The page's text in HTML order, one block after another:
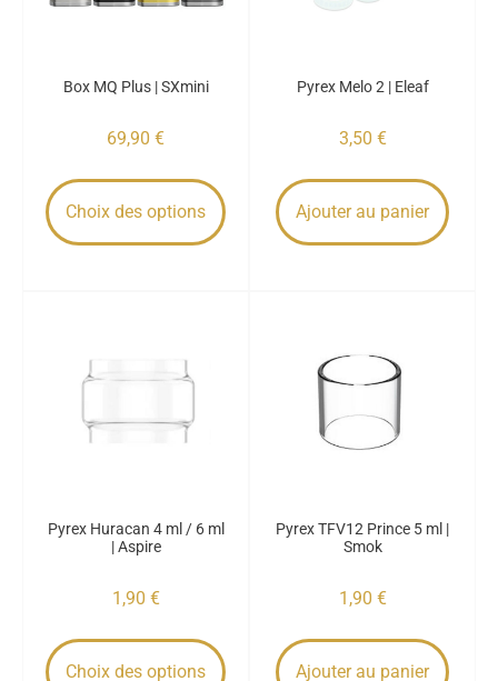
Box MQ Plus | SXmini
69,90 €
Choix des options
Pyrex Melo 2 | Eleaf
3,50 €
Ajouter au panier
Pyrex Huracan 4 ml / 6 ml
| Aspire
1,90 €
Choix des options
Pyrex TFV12 Prince 5 ml |
Smok
1,90 €
Ajouter au panier